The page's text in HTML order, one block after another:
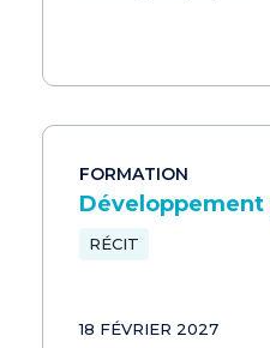
FORMATION
Développement
RÉCIT
18 FÉVRIER 2027